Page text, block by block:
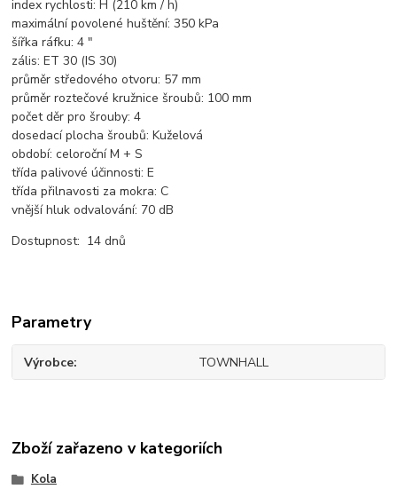
index rychlosti: H (210 km / h)
maximální povolené huštění: 350 kPa
šířka ráfku: 4 "
zális: ET 30 (IS 30)
průměr středového otvoru: 57 mm
průměr roztečové kružnice šroubů: 100 mm
počet děr pro šrouby: 4
dosedací plocha šroubů: Kuželová
období: celoroční M + S
třída palivové účinnosti: E
třída přilnavosti za mokra: C
vnější hluk odvalování: 70 dB
Dostupnost: 14 dnů
Parametry
Výrobce TOWNHALL
Zboží zařazeno v kategoriích
Kola